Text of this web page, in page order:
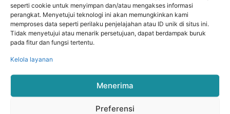
seperti cookie untuk menyimpan dan/atau mengakses informasi
perangkat. Menyetujui teknologi ini akan memungkinkan kami
memproses data seperti perilaku penjelajahan atau ID unik di situs ini.
Tidak menyetujui atau menarik persetujuan, dapat berdampak buruk
pada fitur dan fungsi tertentu.
Kelola layanan
Menerima
Preferensi